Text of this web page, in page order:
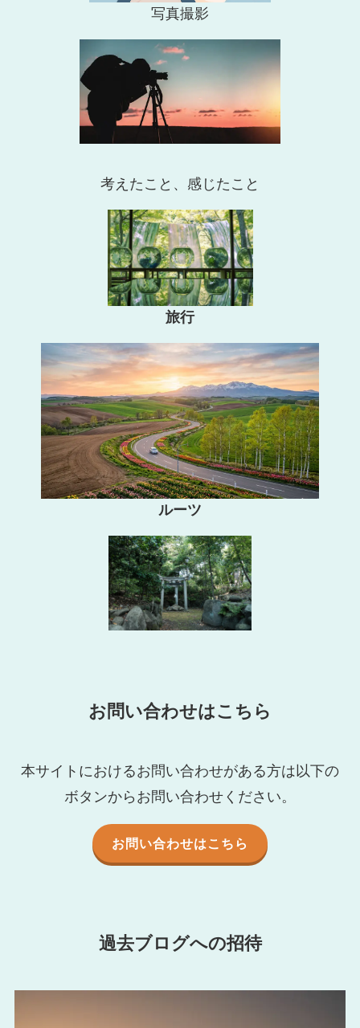
写真撮影
考えたこと、感じたこと
旅行
ルーツ
お問い合わせはこちら
本サイトにおけるお問い合わせがある方は以下の
ボタンからお問い合わせください。
お問い合わせはこちら
過去ブログへの招待